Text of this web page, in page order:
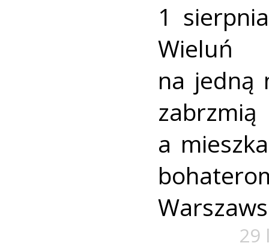
1
na jedną
a
29